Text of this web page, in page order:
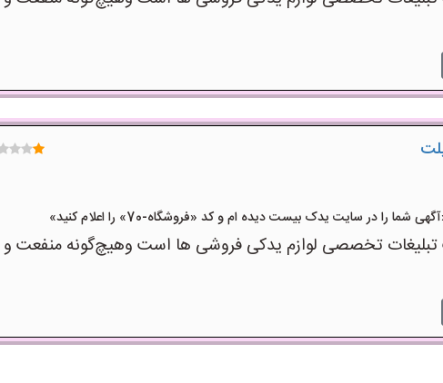
را در سایت یدک بیست دیده ام و کد «فروشگاه-70» را اعلام کنید»
تخصصی لوازم یدکی فروشی ها است وهیچ‌گونه منفعت و